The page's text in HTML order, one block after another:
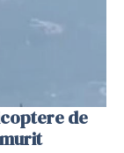
de